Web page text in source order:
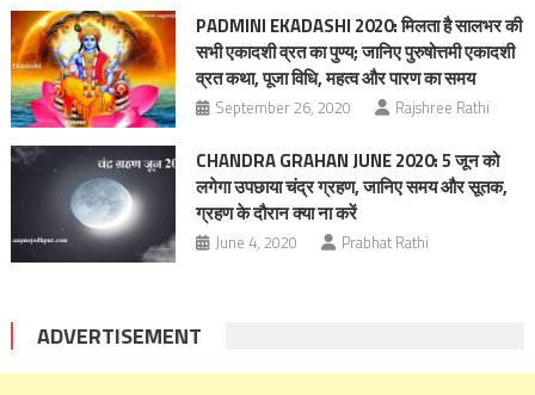
PADMINI EKADASHI 2020: मिलता है सालभर की
सभी एकादशी व्रत का पुण्य; जानिए पुरुषोत्तमी एकादशी
व्रत कथा, पूजा विधि, महत्व और पारण का समय
September 26, 2020 Rajshree Rathi
CHANDRA GRAHAN JUNE 2020: 5 जून को
लगेगा उपछाया चंद्र ग्रहण, जानिए समय और सूतक,
ग्रहण के दौरान क्या ना करें
June 4, 2020 Prabhat Rathi
ADVERTISEMENT